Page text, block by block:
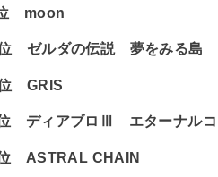
moon
ゼルダの伝説 夢をみる島
GRIS
ディアブロⅢ エターナルコ
ASTRAL CHAIN